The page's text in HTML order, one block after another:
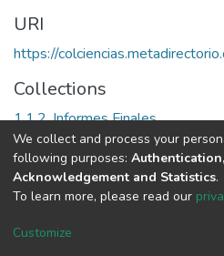
URI
https://
Collections
1.1.2. Informes Finales
Full item page
DSpace software copyright
Cookie
We collect and process your
following purposes:
Acknowledgement and Statistics.
To learn more, please read our
Customize